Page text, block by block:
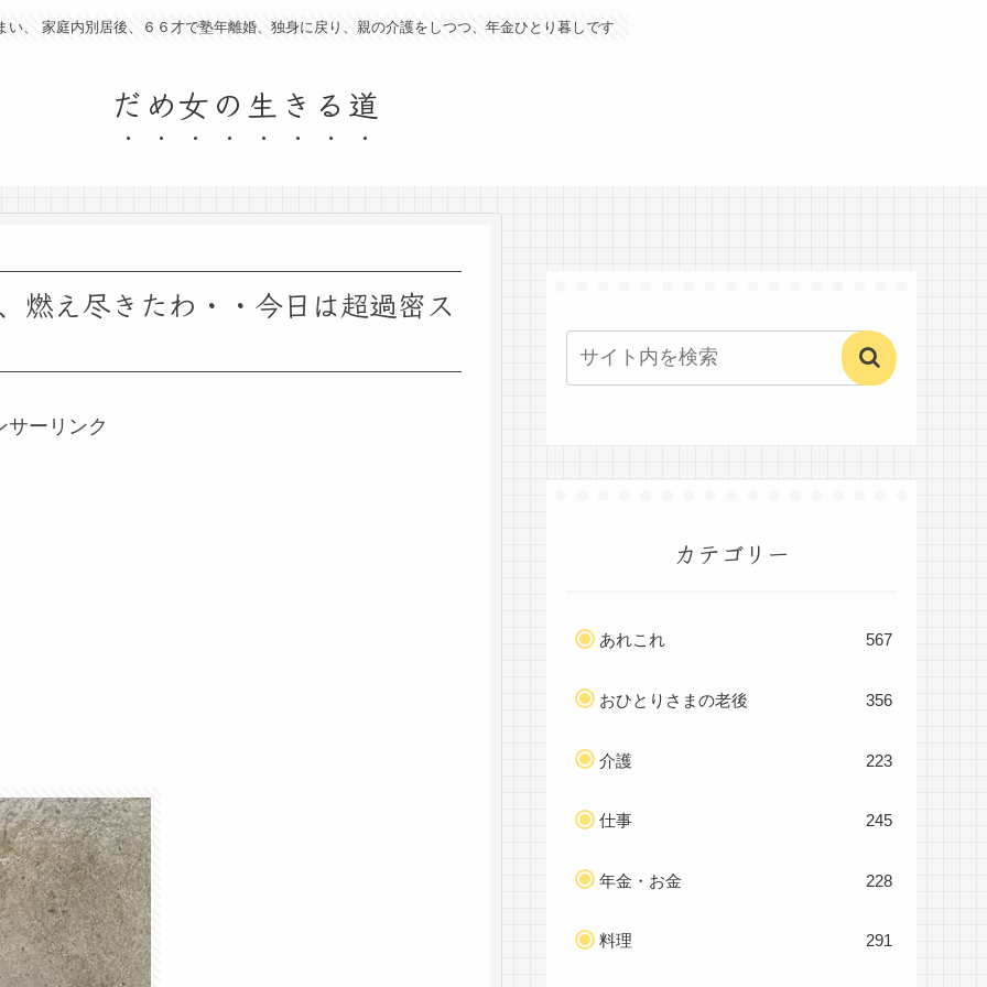
い、 家庭内別居後、６６才で塾年離婚、独身に戻り、親の介護をしつつ、年金ひとり暮しです
だめ女の生きる道
燃え尽きたわ・・今日は超過密ス
サーリンク
カテゴリー
あれこれ 567
おひとりさまの老後 356
介護 223
仕事 245
年金・お金 228
料理 291